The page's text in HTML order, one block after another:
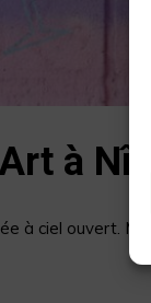
à
à ciel ouvert.